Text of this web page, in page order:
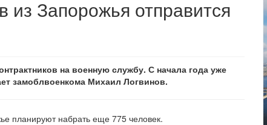
из Запорожья отправится
на военную службу. С начала года уже
замоблвоенкома Михаил Логвинов.
планируют набрать еще 775 человек.